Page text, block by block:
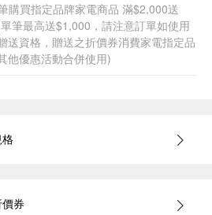
購買指定品牌家電商品 滿$2,000送
筆最高送$1,000，請注意訂單如使用
送資格，贈送之折價券消費家電指定品
他優惠活動合併使用)
券